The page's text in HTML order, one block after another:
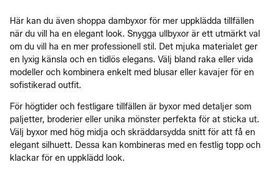
Här kan du även shoppa dambyxor för mer uppklädda tillfällen
när du vill ha en elegant look. Snygga ullbyxor är ett utmärkt val
om du vill ha en mer professionell stil. Det mjuka materialet ger
en lyxig känsla och en tidlös elegans. Välj bland raka eller vida
modeller och kombinera enkelt med blusar eller kavajer för en
sofistikerad outfit.
För högtider och festligare tillfällen är byxor med detaljer som
paljetter, broderier eller unika mönster perfekta för at sticka ut.
Välj byxor med hög midja och skräddarsydda snitt för att få en
elegant silhuett. Dessa kan kombineras med en festlig topp och
klackar för en uppklädd look.